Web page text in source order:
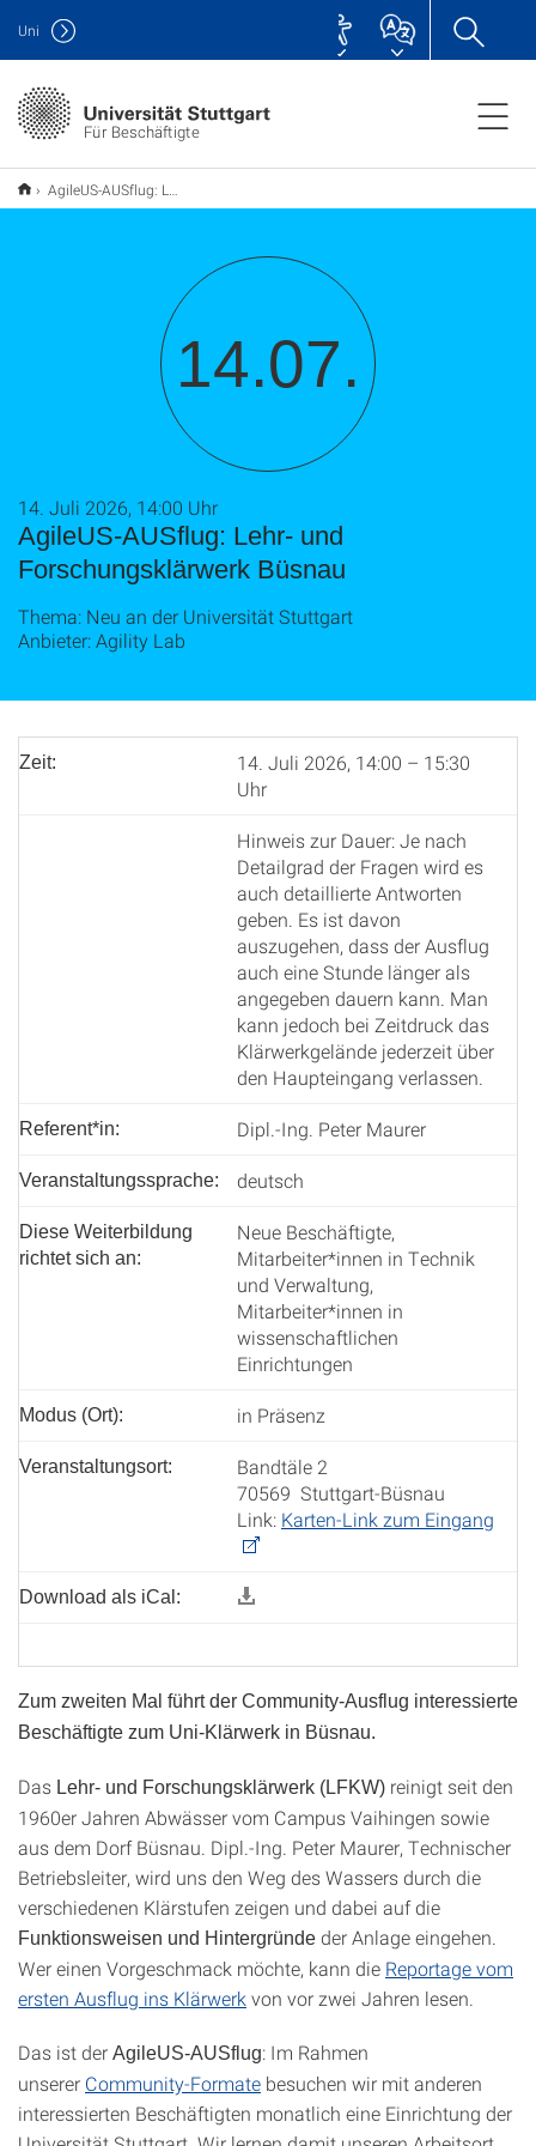
Für Beschäftigte
Uni
AgileUS-AUSflug: Lehr- und Forschungsklärwerk Büsnau
14.07.
AgileUS-AUSflug: Lehr- und
Forschungsklärwerk Büsnau
14. Juli 2026, 14:00 Uhr
Thema: Neu an der Universität Stuttgart
Anbieter: Agility Lab
Zeit:
14. Juli 2026, 14:00 – 15:30
Uhr
Hinweis zur Dauer: Je nach
Detailgrad der Fragen wird es
auch detaillierte Antworten
geben. Es ist davon
auszugehen, dass der Ausflug
auch eine Stunde länger als
angegeben dauern kann. Man
kann jedoch bei Zeitdruck das
Klärwerkgelände jederzeit über
den Haupteingang verlassen.
Referent*in: Dipl.-Ing. Peter Maurer
Veranstaltungssprache: deutsch
Diese Weiterbildung
richtet sich an:
Neue Beschäftigte,
Mitarbeiter*innen in Technik
und Verwaltung,
Mitarbeiter*innen in
wissenschaftlichen
Einrichtungen
Modus (Ort): in Präsenz
Veranstaltungsort:
Bandtäle 2
70569 Stuttgart-Büsnau
Link: Karten-Link zum Eingang
Download als iCal:
Zum zweiten Mal führt der Community-Ausflug interessierte
Beschäftigte zum Uni-Klärwerk in Büsnau.
Das Lehr- und Forschungsklärwerk (LFKW) reinigt seit den
1960er Jahren Abwässer vom Campus Vaihingen sowie
aus dem Dorf Büsnau. Dipl.-Ing. Peter Maurer, Technischer
Betriebsleiter, wird uns den Weg des Wassers durch die
verschiedenen Klärstufen zeigen und dabei auf die
Funktionsweisen und Hintergründe der Anlage eingehen.
Wer einen Vorgeschmack möchte, kann die Reportage vom
ersten Ausflug ins Klärwerkvon vor zwei Jahren lesen.
Das ist der AgileUS-AUSflug: Im Rahmen
unserer Community-Formate besuchen wir mit anderen
interessierten Beschäftigten monatlich eine Einrichtung der